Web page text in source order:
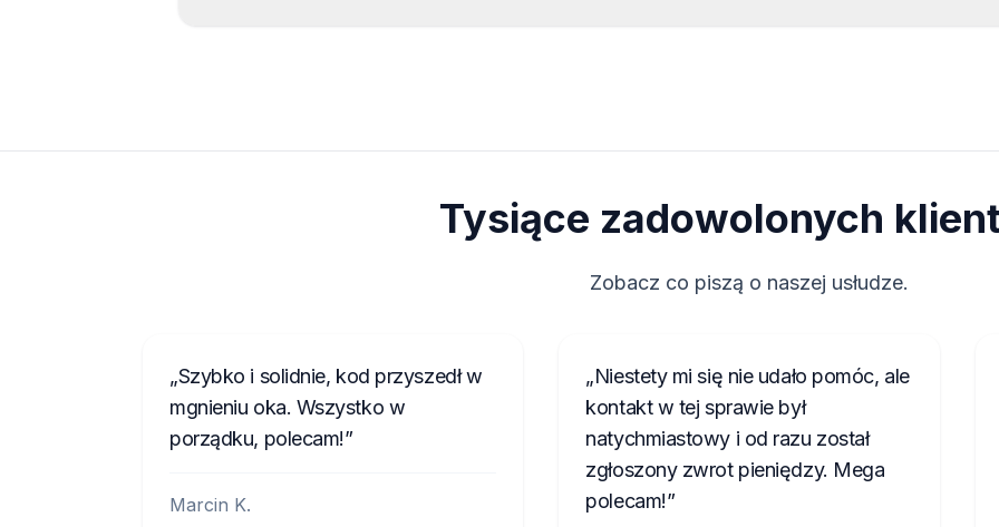
Tysiące zadowolonych
Zobacz co piszą o naszej usłudze.
Szybko i solidnie, kod przyszedł w
mgnieniu oka. Wszystko w
porządku, polecam!
Marcin K.
Niestety mi się nie udało pomóc, ale
kontakt w tej sprawie był
natychmiastowy i od razu został
zgłoszony zwrot pieniędzy. Mega
polecam!